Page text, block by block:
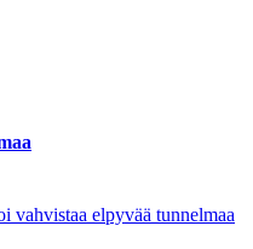
vahvistaa elpyvää tunnelmaa